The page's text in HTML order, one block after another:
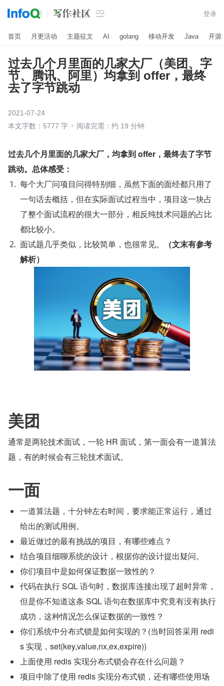
 登录
首页 月更活动 主题征文 AI golang 移动开发 Java 开源
过去几个月里面的几家大厂（美团、字
节、腾讯、阿里）均拿到 offer，最终
去了字节跳动
2021-07-24
本文字数：5777 字
阅读完需：约 19 分钟
过去几个月里面的几家大厂，均拿到 offer，最终去了字节
跳动。总体感受：
每个大厂问项目问得特别细，虽然下面的面经都只用了
一句话去概括，但在实际面试过程当中，项目这一块占
了整个面试流程的很大一部分，相反纯技术问题的占比
都比较小。
面试题几乎类似，比较简单，也很常见。
（文末有参考
解析）
美团
通常是两轮技术面试，一轮 HR 面试，第一面会有一道算法
题，有的时候会有三轮技术面试。
一面
一道算法题，十分钟左右时间，要求能正常运行，通过
给出的测试用例。
最近做过的最有挑战的项目，有哪些难点？
结合项目细聊系统的设计，根据你的设计提出疑问。
你们项目中是如何保证数据一致性的？
代码在执行 SQL 语句时，数据库连接出现了超时异常，
但是你不知道这条 SQL 语句在数据库中究竟有没有执行
成功，这种情况怎么保证数据的一致性？
你们系统中分布式锁是如何实现的？(当时回答采用 redi
s 实现，set(key,value,nx,ex,expire))
上面使用 redis 实现分布式锁会存在什么问题？
项目中除了使用 redis 实现分布式锁，还有哪些使用场